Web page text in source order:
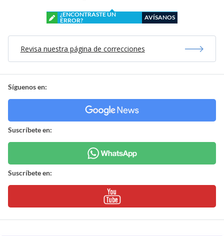
¿ENCONTRASTE UN
ERROR?
AVÍSANOS
Revisa nuestra página de correcciones
Síguenos en:
Suscríbete en:
Suscríbete en: